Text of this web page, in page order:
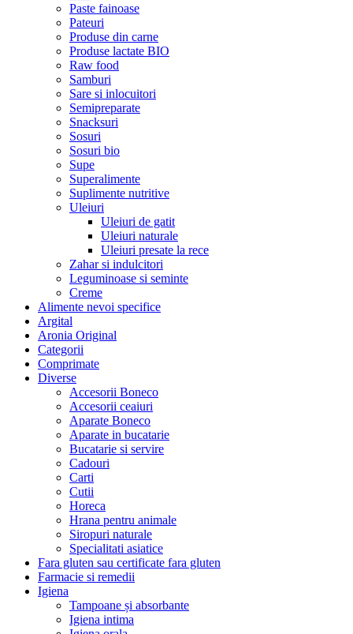
Paste fainoase
Pateuri
Produse din carne
Produse lactate BIO
Raw food
Samburi
Sare si inlocuitori
Semipreparate
Snacksuri
Sosuri
Sosuri bio
Supe
Superalimente
Suplimente nutritive
Uleiuri
Uleiuri de gatit
Uleiuri naturale
Uleiuri presate la rece
Zahar si indulcitori
Leguminoase si seminte
Creme
Alimente nevoi specifice
Argital
Aronia Original
Categorii
Comprimate
Diverse
Accesorii Boneco
Accesorii ceaiuri
Aparate Boneco
Aparate in bucatarie
Bucatarie si servire
Cadouri
Carti
Cutii
Horeca
Hrana pentru animale
Siropuri naturale
Specialitati asiatice
Fara gluten sau certificate fara gluten
Farmacie si remedii
Igiena
Tampoane și absorbante
Igiena intima